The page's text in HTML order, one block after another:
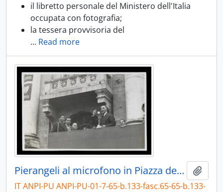
il libretto personale del Ministero dell'Italia
occupata con fotografia;
la tessera provvisoria del
… Read more
Pierangeli al microfono in Piazza del popolo - [195-?]
IT ANPI-PU ANPI-PU-01-7-65-b.133-fasc.65-65-b.133-